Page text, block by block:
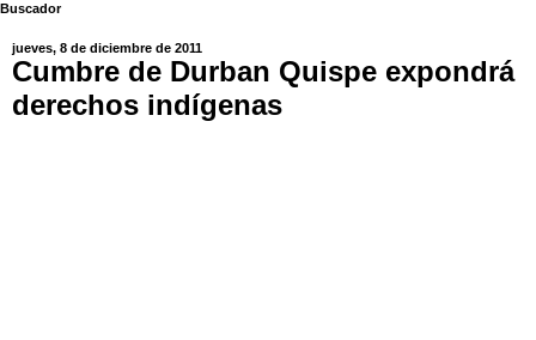
Buscador
jueves, 8 de diciembre de 2011
Cumbre de Durban Quispe expondrá
derechos indígenas